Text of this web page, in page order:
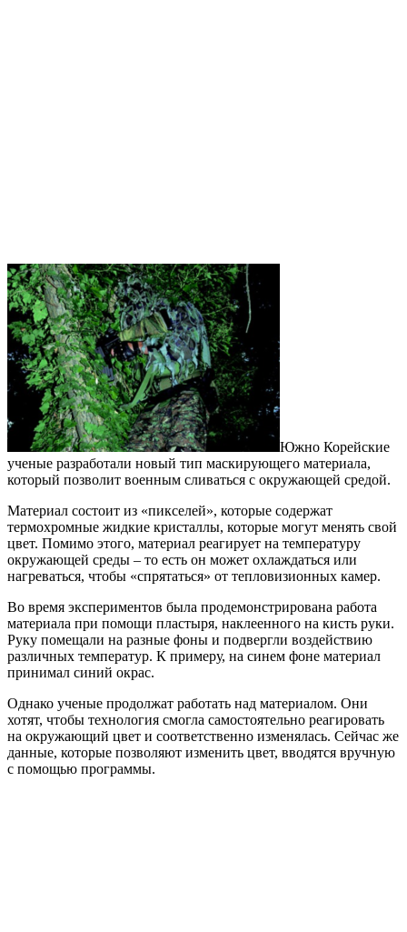
Южно Корейские
ученые разработали новый тип маскирующего материала,
который позволит военным сливаться с окружающей средой.
Материал состоит из «пикселей», которые содержат
термохромные жидкие кристаллы, которые могут менять свой
цвет. Помимо этого, материал реагирует на температуру
окружающей среды – то есть он может охлаждаться или
нагреваться, чтобы «спрятаться» от тепловизионных камер.
Во время экспериментов была продемонстрирована работа
материала при помощи пластыря, наклеенного на кисть руки.
Руку помещали на разные фоны и подвергли воздействию
различных температур. К примеру, на синем фоне материал
принимал синий окрас.
Однако ученые продолжат работать над материалом. Они
хотят, чтобы технология смогла самостоятельно реагировать
на окружающий цвет и соответственно изменялась. Сейчас же
данные, которые позволяют изменить цвет, вводятся вручную
с помощью программы.